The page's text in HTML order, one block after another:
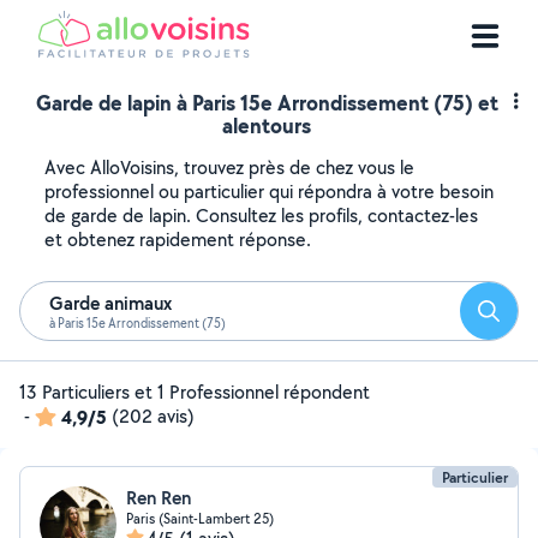
Garde de lapin à Paris 15e Arrondissement (75) et
alentours
Avec AlloVoisins, trouvez près de chez vous le
professionnel ou particulier qui répondra à votre besoin
de garde de lapin. Consultez les profils, contactez-les
et obtenez rapidement réponse.
Garde animaux
à Paris 15e Arrondissement (75)
13 Particuliers et 1 Professionnel répondent
-
4,9/5 (202 avis)
Particulier
Ren Ren
Paris (Saint-Lambert 25)